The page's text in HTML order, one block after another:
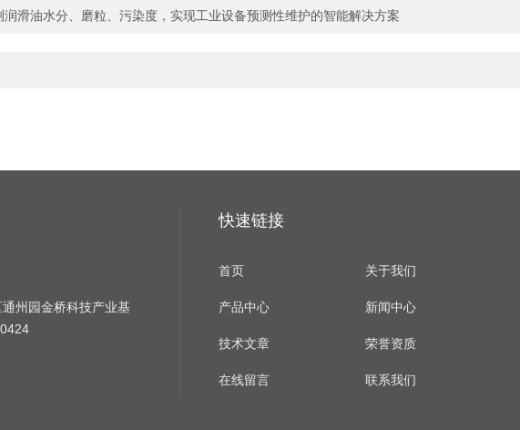
滑油水分、磨粒、污染度，实现工业设备预测性维护的智能解决方案
州园金桥科技产业基
快速链接
首页 关于我们
产品中心 新闻中心
技术文章 荣誉资质
在线留言 联系我们